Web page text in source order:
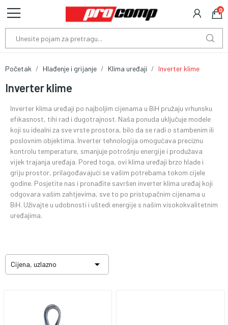
0
Početak Hlađenje i grijanje Klima uređaji Inverter klime
Inverter klime
Inverter klima uređaji po najboljim cijenama u BiH pružaju vrhunsku
efikasnost, tihi rad i dugotrajnost. Naša ponuda uključuje modele
koji su idealni za sve vrste prostora, bilo da se radi o stambenim ili
poslovnim objektima. Inverter tehnologija omogućava preciznu
kontrolu temperature, smanjuje potrošnju energije i produžava
vijek trajanja uređaja. Pored toga, ovi klima uređaji brzo hlade i
griju prostor, prilagođavajući se vašim potrebama tokom cijele
godine. Posjetite nas i pronađite savršen inverter klima uređaj koji
odgovara vašim zahtjevima, sve to po pristupačnim cijenama u
BiH. Uživajte u udobnosti i uštedi energije s našim visokokvalitetnim
uređajima.
Cijena, uzlazno 